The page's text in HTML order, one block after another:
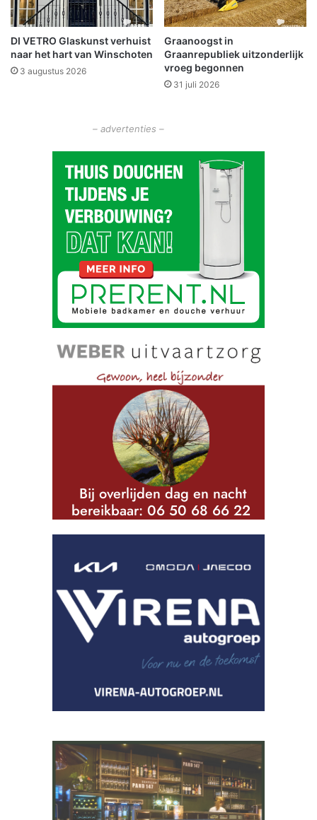
w
e
g
w
a
DI VETRO Glaskunst verhuist
naar het hart van Winschoten
3 augustus 2026
Graanoogst in
Graanrepubliek uitzonderlijk
vroeg begonnen
31 juli 2026
– advertenties –